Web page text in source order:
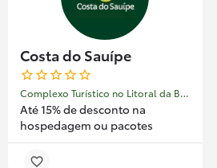
Costa do Sauípe
Complexo Turístico no Litoral da Bahia
Até 15% de desconto na
hospedagem ou pacotes